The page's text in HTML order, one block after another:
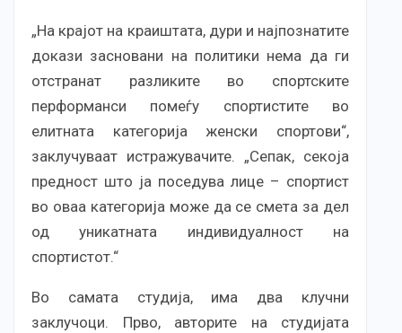
„На крајот на краиштата, дури и најпознатите
докази засновани на политики нема да ги
отстранат разликите во спортските
перформанси помеѓу спортистите во
елитната категорија женски спортови“,
заклучуваат истражувачите. „Сепак, секоја
предност што ја поседува лице – спортист
во оваа категорија може да се смета за дел
од уникатната индивидуалност на
спортистот.“
Во самата студија, има два клучни
заклучоци. Прво, авторите на студијата